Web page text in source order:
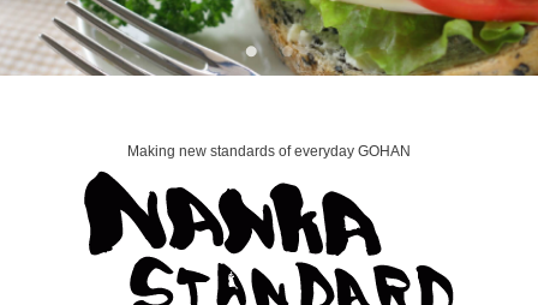
Making new standards of everyday GOHAN